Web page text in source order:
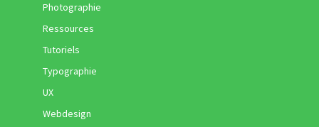
Photographie
Ressources
Tutoriels
Typographie
UX
Webdesign